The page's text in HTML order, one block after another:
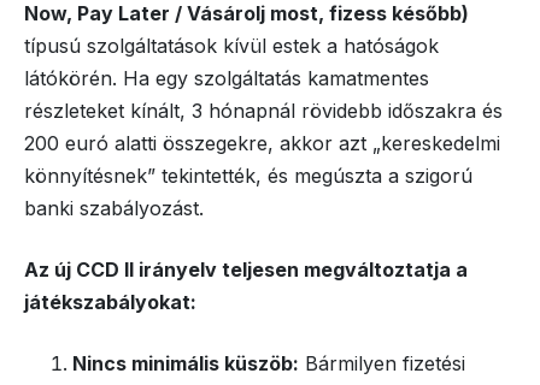
Now, Pay Later / Vásárolj most, fizess később)
típusú szolgáltatások kívül estek a hatóságok
látókörén. Ha egy szolgáltatás kamatmentes
részleteket kínált, 3 hónapnál rövidebb időszakra és
200 euró alatti összegekre, akkor azt „kereskedelmi
könnyítésnek” tekintették, és megúszta a szigorú
banki szabályozást.
Az új CCD II irányelv teljesen megváltoztatja a
játékszabályokat:
Nincs minimális küszöb: Bármilyen fizetési